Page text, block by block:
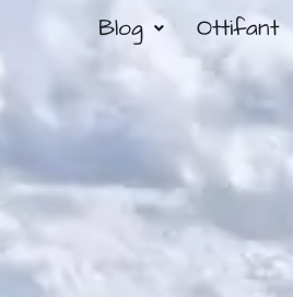
Blog Ottifant